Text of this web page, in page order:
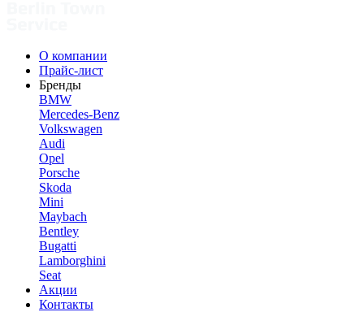
О компании
Прайс-лист
Бренды
BMW
Mercedes-Benz
Volkswagen
Audi
Opel
Porsche
Skoda
Mini
Maybach
Bentley
Bugatti
Lamborghini
Seat
Акции
Контакты